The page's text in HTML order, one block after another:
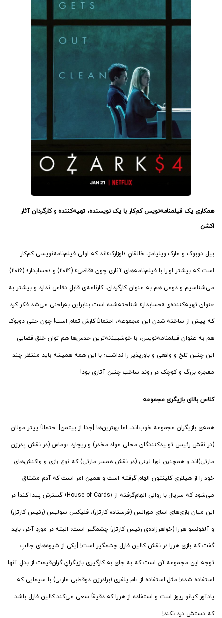
همکاری یک فیلمنامه‌نویس کم‌کار با یک نویسنده، تهیه‌کننده‌ و کارگردان آثار
اکشن
بیل دوبوک و مارک ویلیامز، خالقانِ «اوزارک»اند که اولی فیلم‌نامه‌نویسی کم‌کار
است که بیشتر او را با فیلم‌نامه‌های آثاری چون «قاضی» (۲۰۱۴) و «حسابدار» (۲۰۱۶)
می‌شناسیم و دومی هم به عنوان کارگردان، کارنامه‌ی قابلِ دفاعی ندارد و بیشتر به
عنوان تهیه‌کننده‌ی «حسابدار» شناخته‌شده است بنابراین به‌راحتی می‌شد فکر کرد
که پیش از ساخته شدن این مجموعه، احتمالاً کارش تمام است! چون حتی دوبوک
هم به عنوان فیلمنامه‌نویس، با خوشبینانه‌ترین حدس‌ها هم توان خلقِ فضایی
این چنین تلخ و واقعی و باورپذیر را نداشت؛ با این همه همیشه باید منتظر چند
معجزه بزرگ و کوچک در روند ساختِ چنین آثاری بود!
کلاس بالای بازیگری مجموعه
همه‌ی بازیگران مجموعه خوب‌اند، اما بهترین‌ها [جدا از بیتمن] احتمالاً پیتر مولان
(در نقش رئیس تولیدکنندگان محلی مواد مخدر) و ریچارد توماس (در نقش پدرزن
مارتی)‌اند و همچنین لورا لینی (در نقش همسر مارتی) که نوع بازی و واکنش‌های
خود را از هیلاری کلینتون الهام گرفته است و همین امر است که آدم مشتاق
می‌شود که سریال با روالی الهام‌گرفته از «House of Cards» گسترش پیدا کند! در
این میان بازی‌های اسای مورالس (فرستاده کارتل)، فلیکس سولیس (رئیس کارتل)
و آلفونسو هررا (خواهرزاده‌ی رئیس کارتل) چشمگیر است؛ البته در موردِ آخر، باید
گفت که بازی هررا در نقش کالین فارل چشمگیر است! [یکی از شیوه‌های جالبِ
توجه این مجموعه آن است که به جای به کارگیری بازیگرانِ گران‌قیمت از بدلِ آنها
استفاده شده! مثل استفاده از تام پلفری (برادرزن دوقطبی مارتی) با سیمایی که
یادآور کیانو ریوز است و استفاده از هررا که دقیقاً سعی می‌کند کالین فارل باشد
که دستش درد نکند!